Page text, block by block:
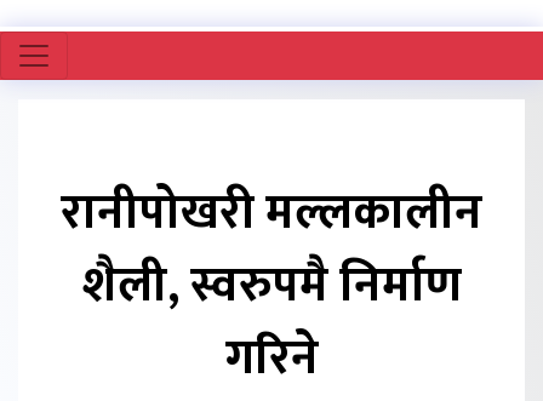
रानीपोखरी मल्लकालीन
शैली, स्वरुपमै निर्माण
गरिने